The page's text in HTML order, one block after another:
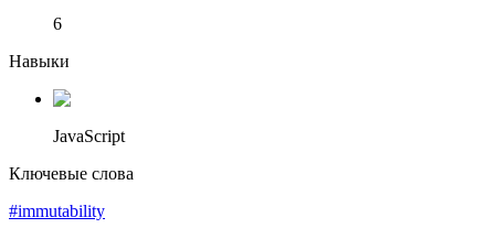
6
Навыки
JavaScript
Ключевые слова
#immutability